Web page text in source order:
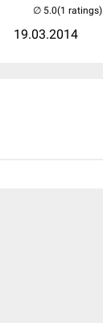
19.03.2014
(1 ratings)